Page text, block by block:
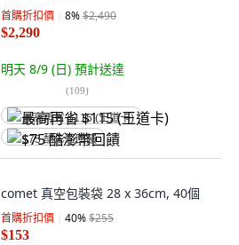
首購折扣價 8%$2,490
$2,290
明天 8/9 (日) 預計送達
(109)
最高再省 $115 (王道卡)
$75 酷澎幣回饋
comet 真空包裝袋 28 x 36cm, 40個
首購折扣價 40%$255
$153